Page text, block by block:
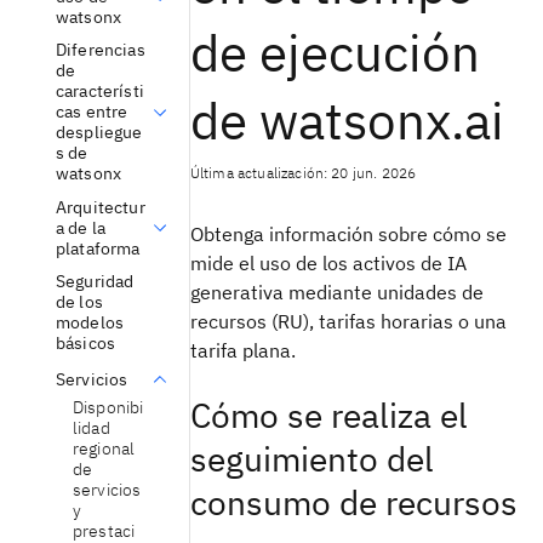
watsonx
Diferencias
de
característi
cas entre
despliegue
s de
watsonx
Arquitectur
a de la
plataforma
Seguridad
de los
modelos
básicos
Servicios
Disponibi
lidad
regional
de
servicios
y
prestaci
de ejecución
de watsonx.ai
Última actualización: 20 jun. 2026
Obtenga información sobre cómo se
mide el uso de los activos de IA
generativa mediante unidades de
recursos (RU), tarifas horarias o una
tarifa plana.
Cómo se realiza el
seguimiento del
consumo de recursos